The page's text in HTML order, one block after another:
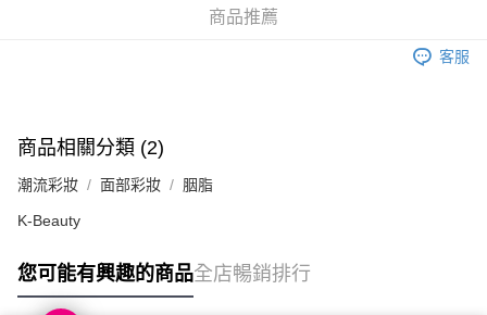
(香港門市) 只顯示可選門市。確認發貨後2-5個工作天到店，3天內
取。逾期會取消訂單，並不會安排重寄
商品推薦
客服
商品相關分類 (2)
潮流彩妝 面部彩妝 胭脂
K-Beauty
您可能有興趣的商品全店暢銷排行